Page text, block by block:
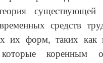
существующей
средств
их форм, таких как
которые коренным